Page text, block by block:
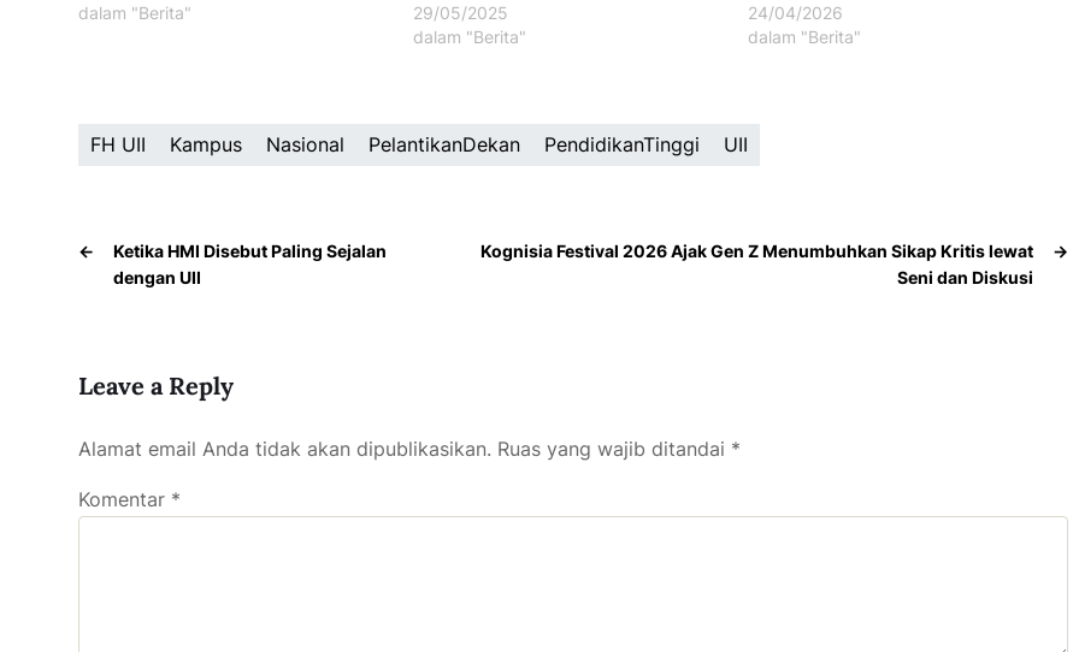
dalam "Berita"
29/05/2025
dalam "Berita"
24/04/2026
dalam "Berita"
FH UII Kampus Nasional PelantikanDekan PendidikanTinggi UII
←
Ketika HMI Disebut Paling Sejalan
dengan UII
→
Kognisia Festival 2026 Ajak Gen Z Menumbuhkan Sikap Kritis lewat
Seni dan Diskusi
Leave a Reply
Alamat email Anda tidak akan dipublikasikan. Ruas yang wajib ditandai *
Komentar *